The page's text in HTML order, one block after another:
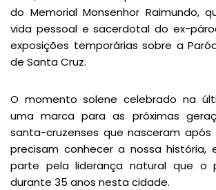
do Memorial Monsenhor Raimundo,
vida pessoal e sacerdotal do ex-
exposições temporárias sobre a
de Santa Cruz.
O momento solene celebrado na
uma marca para as próximas
santa-cruzenses que nasceram após
precisam conhecer a nossa história,
parte pela liderança natural que o
durante 35 anos nesta cidade.